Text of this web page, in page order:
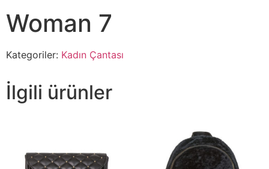
Woman 7
Kategoriler: Kadın Çantası
İlgili ürünler